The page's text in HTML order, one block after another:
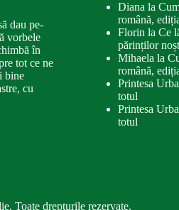
dau pe-
vorbele
în
tot ce ne
bine
cu
Diana la
română,
Florin la Ce
părinților
Mihaela la
română,
Printesa
totul
Printesa
totul
Toate drepturile rezervate.